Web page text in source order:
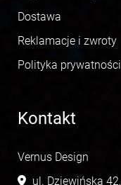
Dostawa
Reklamacje i zwroty
Polityka prywatności
Kontakt
Vernus Design
ul. Dziewińska 42,